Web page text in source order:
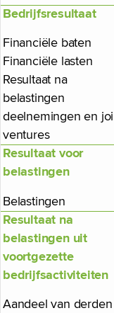
Bedrijfsresultaat
Financiële baten
Financiële lasten
Resultaat na
belastingen
deelnemingen en
ventures
Resultaat voor
belastingen
Belastingen
Resultaat na
belastingen uit
voortgezette
bedrijfsactiviteiten
Aandeel van